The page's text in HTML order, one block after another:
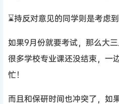
⌛持反对意见的同学则是考虑到
如果9月份就要考试，那么大
很多学校专业课还没结束，一
忙！
而且和保研时间也冲突了，如